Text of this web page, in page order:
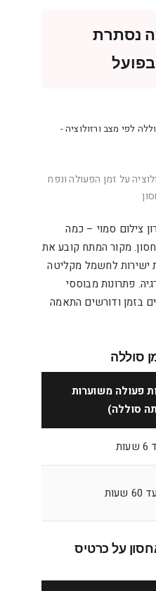
נסתרת
על זמן הפעולה ונפח
צילום סמוי – כמה
מקור המתח קובע את
ישירות לחשמל מקליטה
פתרונות מבוססי
בזמן ודורשים התאמה
סוללה
פעולה משוערות
סוללה)
על כרטיס